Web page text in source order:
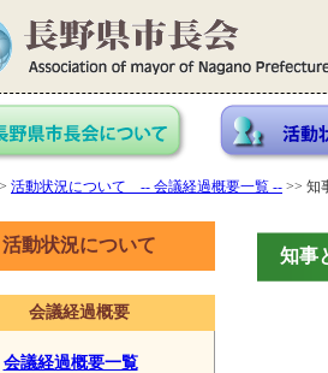
活動状況について -- 会議経過概要一覧 -- >> 知
活動状況について
会議経過概要
会議経過概要一覧
知事